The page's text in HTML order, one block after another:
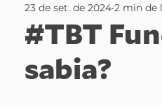
#TBT
sabia?
23 de set. de 2024 2 min de